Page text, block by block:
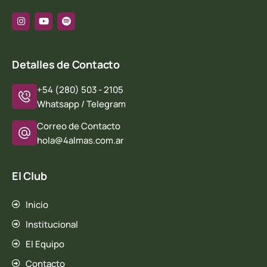
Detalles de Contacto
+54 (280) 503 - 2105
Whatsapp / Telegram
Correo de Contacto
hola@4almas.com.ar
El Club
Inicio
Institucional
El Equipo
Contacto